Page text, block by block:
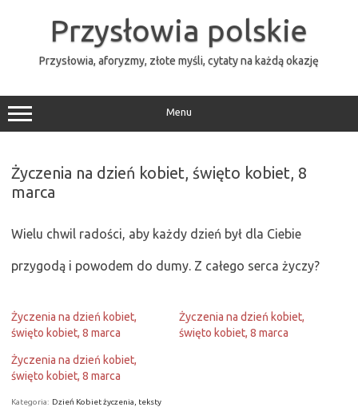
Przysłowia polskie
Przysłowia, aforyzmy, złote myśli, cytaty na każdą okazję
Menu
Życzenia na dzień kobiet, święto kobiet, 8
marca
Wielu chwil radości, aby każdy dzień był dla Ciebie
przygodą i powodem do dumy. Z całego serca życzy?
Życzenia na dzień kobiet,
święto kobiet, 8 marca
Życzenia na dzień kobiet,
święto kobiet, 8 marca
Życzenia na dzień kobiet,
święto kobiet, 8 marca
Kategoria: Dzień Kobiet życzenia, teksty